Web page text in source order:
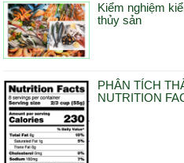
Kiểm nghiệm
thủy sản
PHÂN TÍCH
NUTRITION